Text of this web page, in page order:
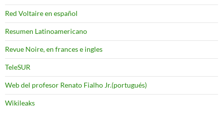
Red Voltaire en español
Resumen Latinoamericano
Revue Noire, en frances e ingles
TeleSUR
Web del profesor Renato Fialho Jr.(portugués)
Wikileaks